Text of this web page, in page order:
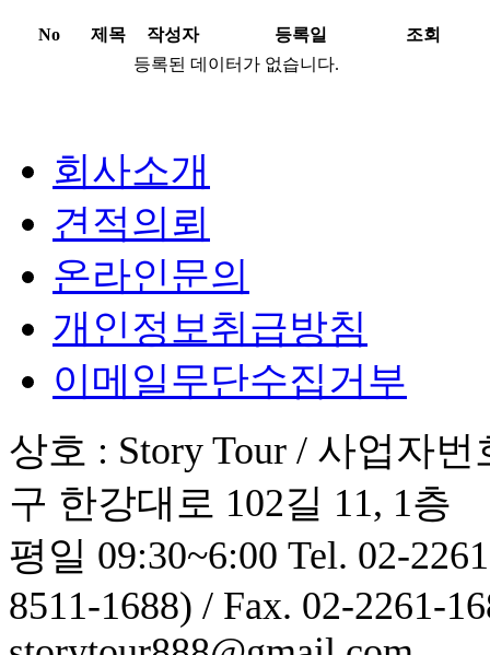
No 제목 작성자 등록일
조회
등록된 데이터가 없습니다.
회사소개
견적의뢰
온라인문의
개인정보취급방침
이메일무단수집거부
상호 : Story Tour / 사업자번
구 한강대로 102길 11, 1층
평일 09:30~6:00 Tel. 02-
8511-1688) / Fax. 02-2261-